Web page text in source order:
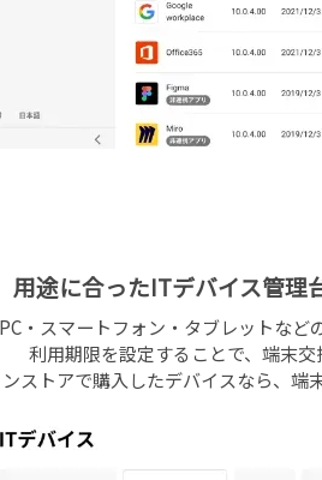
用途に合ったITデバイス管理
PC・スマートフォン・タブレットなど
利用期限を設定することで、端末交
ストアで購入したデバイスなら、端